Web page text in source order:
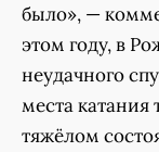
было», —
этом году, в
неудачного
места катания
тяжёлом